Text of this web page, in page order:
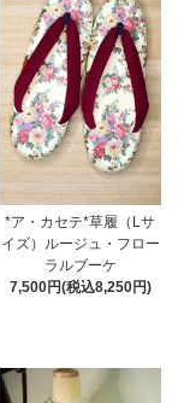
*ア・カセテ*草履（Lサ
イズ）ルージュ・フロー
ラルブーケ
7,500円(税込8,250円)